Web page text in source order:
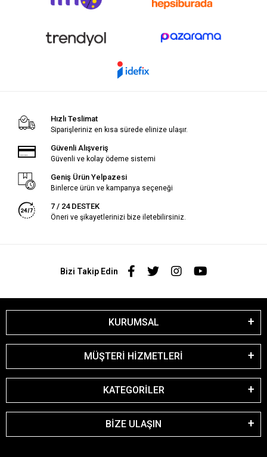
Hızlı Teslimat
Siparişleriniz en kısa sürede elinize ulaşır.
Güvenli Alışveriş
Güvenli ve kolay ödeme sistemi
Geniş Ürün Yelpazesi
Binlerce ürün ve kampanya seçeneği
7 / 24 DESTEK
Öneri ve şikayetlerinizi bize iletebilirsiniz.
Bizi Takip Edin
KURUMSAL
MÜŞTERİ HİZMETLERİ
KATEGORİLER
BİZE ULAŞIN